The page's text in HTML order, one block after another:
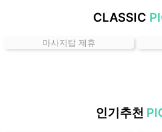
곳
CLASSIC
마사지탑 제휴
인기추천